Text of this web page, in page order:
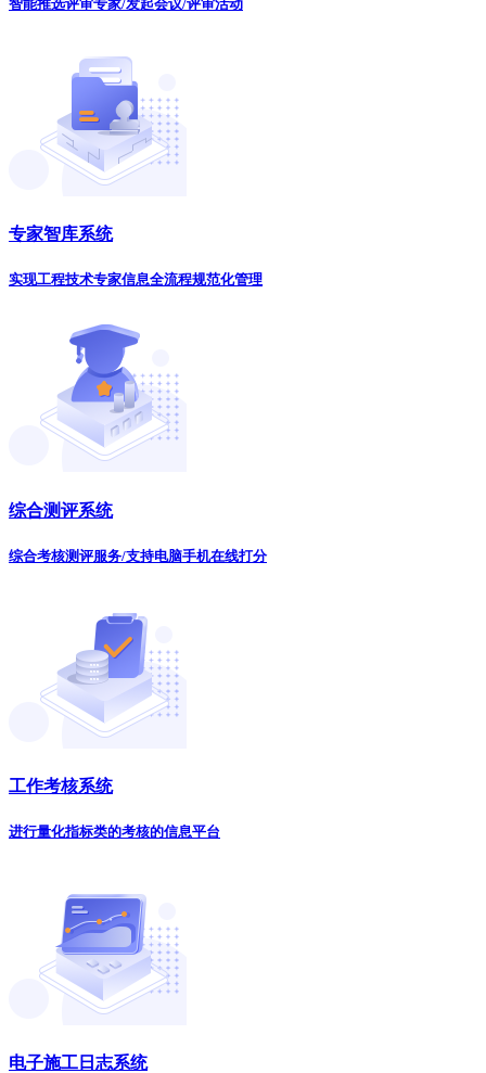
智能推选评审专家/发起会议/评审活动
专家智库系统
实现工程技术专家信息全流程规范化管理
综合测评系统
综合考核测评服务/支持电脑手机在线打分
工作考核系统
进行量化指标类的考核的信息平台
电子施工日志系统